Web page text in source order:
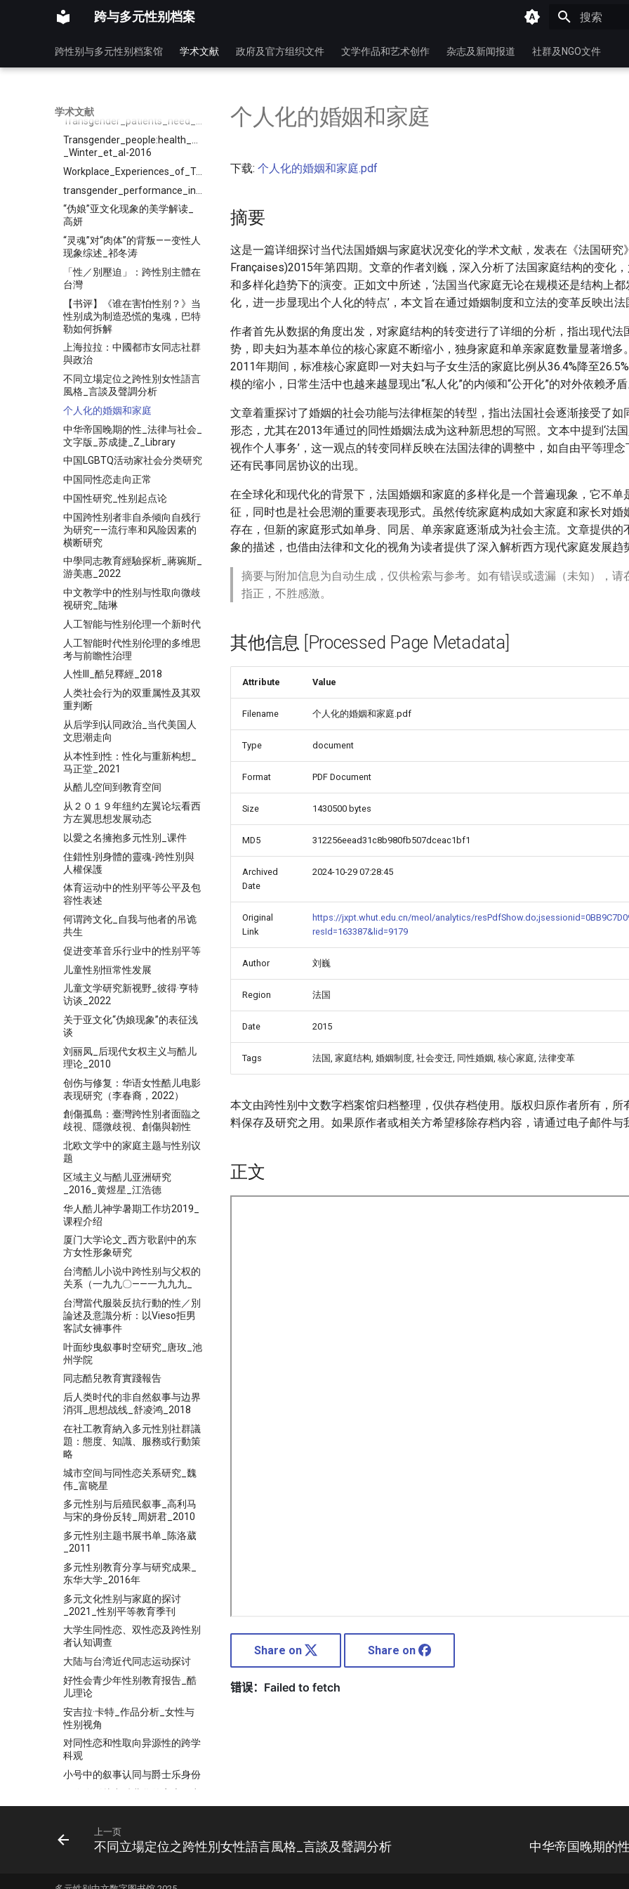
跨与多元性别档案
跨性别与多元性别档案馆 学术文献 政府及官方组织文件 文学作品和艺术创作 杂志及新闻报道 社群及NGO文件
学术文献
Transgender_Legal_Advocacy_-
Transgender_Marriage_and_the_Legal_Obligation_to_Disclose_Gender_History
Transgender_Representation_by_the_People’s_Daily_Since_1949
Transgender_patients_need_better_protection_in_China
Transgender_people:health_at_the_margins_of_society-
_Winter_et_al-2016
Workplace_Experiences_of_Transgender_Individuals
“伪娘”亚文化现象的美学解读_
高妍
“灵魂”对“肉体”的背叛——变性人
现象综述_祁冬涛
「性／別壓迫」：跨性別主體在
台灣
【书评】《谁在害怕性别？》当
性别成为制造恐慌的鬼魂，巴特
勒如何拆解
上海拉拉：中國都市女同志社群
與政治
不同立場定位之跨性別女性語言
風格_言談及聲調分析
个人化的婚姻和家庭
中华帝国晚期的性_法律与社会_
文字版_苏成捷_Z_Library
中国LGBTQ活动家社会分类研究
中国同性恋走向正常
中国性研究_性别起点论
中国跨性别者非自杀倾向自残行
为研究——流行率和风险因素的
横断研究
中學同志教育經驗探析_蔣琬斯_
游美惠_2022
中文教学中的性别与性取向微歧
视研究_陆琳
人工智能与性别伦理一个新时代
人工智能时代性别伦理的多维思
考与前瞻性治理
人性III_酷兒釋經_2018
人类社会行为的双重属性及其双
重判断
从后学到认同政治_当代美国人
文思潮走向
从本性到性：性化与重新构想_
马正堂_2021
从酷儿空间到教育空间
从２０１９年纽约左翼论坛看西
方左翼思想发展动态
以愛之名擁抱多元性別_课件
住錯性別身體的靈魂-跨性別與
人權保護
体育运动中的性别平等公平及包
容性表述
何谓跨文化_自我与他者的吊诡
共生
促进变革音乐行业中的性别平等
儿童性别恒常性发展
儿童文学研究新视野_彼得·亨特
访谈_2022
关于亚文化“伪娘现象”的表征浅
谈
刘丽凤_后现代女权主义与酷儿
理论_2010
创伤与修复：华语女性酷儿电影
表现研究（李春裔，2022）
創傷孤島：臺灣跨性別者面臨之
歧視、隱微歧視、創傷與韌性
北欧文学中的家庭主题与性别议
题
区域主义与酷儿亚洲研究
_2016_黄煜星_江浩德
华人酷儿神学暑期工作坊2019_
课程介绍
厦门大学论文_西方歌剧中的东
方女性形象研究
台湾酷儿小说中跨性别与父权的
关系（一九九〇——一九九九_
台灣當代服裝反抗行動的性／別
論述及意識分析：以Vieso拒男
客試女褲事件
叶面纱曳叙事时空研究_唐玫_池
州学院
同志酷兒教育實踐報告
后人类时代的非自然叙事与边界
消弭_思想战线_舒凌鸿_2018
在社工教育納入多元性別社群議
題：態度、知識、服務或行動策
略
城市空间与同性恋关系研究_魏
伟_富晓星
多元性别与后殖民叙事_高利马
与宋的身份反转_周妍君_2010
多元性别主题书展书单_陈洛葳
_2011
多元性别教育分享与研究成果_
东华大学_2016年
多元文化性别与家庭的探讨
_2021_性别平等教育季刊
大学生同性恋、双性恋及跨性别
者认知调查
大陆与台湾近代同志运动探讨
好性会青少年性别教育报告_酷
儿理论
安吉拉·卡特_作品分析_女性与
性别视角
对同性恋和性取向异源性的跨学
科观
小号中的叙事认同与爵士乐身份
_刘思娴
差異與壓迫的界線_陳胤安_酷兒
神學評析_2017
彭晓辉_追寻理想性教育环境探
个人化的婚姻和家庭
下载: 个人化的婚姻和家庭.pdf
摘要
这是一篇详细探讨当代法国婚姻与家庭状况变化的学术文献，发表在《法国研究
Françaises)2015年第四期。文章的作者刘巍，深入分析了法国家庭结构的变化
和多样化趋势下的演变。正如文中所述，‘法国当代家庭无论在规模还是结构上
化，进一步显现出个人化的特点’，本文旨在通过婚姻制度和立法的变革反映出法
作者首先从数据的角度出发，对家庭结构的转变进行了详细的分析，指出现代法
势，即夫妇为基本单位的核心家庭不断缩小，独身家庭和单亲家庭数量显著增多
2011年期间，标准核心家庭即一对夫妇与子女生活的家庭比例从36.4%降至
模的缩小，日常生活中也越来越显现出“私人化”的内倾和“公开化”的对外依赖矛盾
文章着重探讨了婚姻的社会功能与法律框架的转型，指出法国社会逐渐接受了如
形态，尤其在2013年通过的同性婚姻法成为这种新思想的写照。文本中提到‘法
视作个人事务’，这一观点的转变同样反映在法国法律的调整中，如自由平等理念
还有民事同居协议的出现。
在全球化和现代化的背景下，法国婚姻和家庭的多样化是一个普遍现象，它不单
征，同时也是社会思潮的重要表现形式。虽然传统家庭构成如大家庭和家长对婚
存在，但新的家庭形式如单身、同居、单亲家庭逐渐成为社会主流。文章提供的
象的描述，也借由法律和文化的视角为读者提供了深入解析西方现代家庭发展趋
摘要与附加信息为自动生成，仅供检索与参考。如有错误或遗漏（未知），请
指正，不胜感激。
其他信息 [Processed Page Metadata]
Attribute Value
Filename 个人化的婚姻和家庭.pdf
Type document
Format PDF Document
Size 1430500 bytes
MD5 312256eead31c8b980fb507dceac1bf1
Archived
Date
2024-10-29 07:28:45
Original
Link
https://jxpt.whut.edu.cn/meol/analytics/
resId=163387&lid=9179
Author 刘巍
Region 法国
Date 2015
Tags 法国, 家庭结构, 婚姻制度, 社会变迁, 同性婚姻, 核心家庭, 法律变革
本文由跨性别中文数字档案馆归档整理，仅供存档使用。版权归原作者所有，所
料保存及研究之用。如果原作者或相关方希望移除存档内容，请通过电子邮件与
正文
Share on Share on
上一页
不同立場定位之跨性別女性語言風格_言談及聲調分析 中华帝国晚期的